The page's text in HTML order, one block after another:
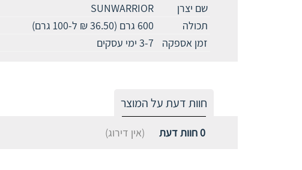
שם יצרן
SUNWARRIOR
תכולה
600 גרם (36.50 ₪ ל-100 גרם)
זמן אספקה
3-7 ימי עסקים
חוות דעת על המוצר
0חוות דעת (אין דירוג)